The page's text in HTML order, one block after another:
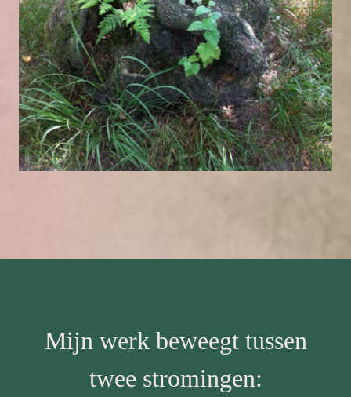
Mijn werk beweegt tussen
twee stromingen: